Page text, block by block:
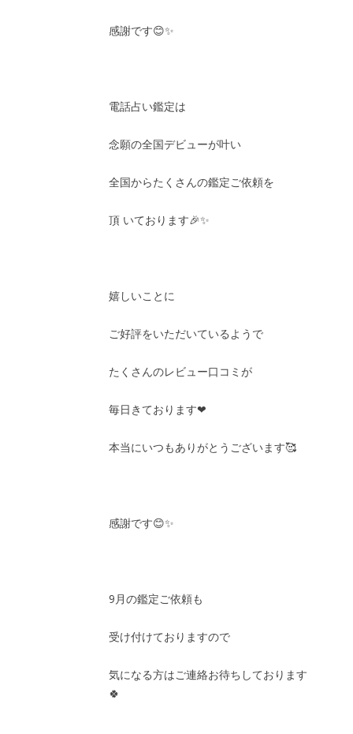
感謝です😊✨
電話占い鑑定は
念願の全国デビューが叶い
全国からたくさんの鑑定ご依頼を
頂 いております🎉✨
嬉しいことに
ご好評をいただいているようで
たくさんのレビュー口コミが
毎日きております❤
本当にいつもありがとうございます🥰
感謝です😊✨
9月の鑑定ご依頼も
受け付けておりますので
気になる方はご連絡お待ちしております
🍀